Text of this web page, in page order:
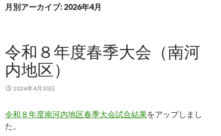
ン
キ
ッ
プ
月別アーカイブ: 2026年4月
令和８年度春季大会（南河
内地区）
2026年4月30日
令和８年度南河内地区春季大会試合結果をアップしまし
た。